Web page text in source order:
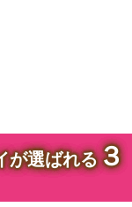
が選ばれる３